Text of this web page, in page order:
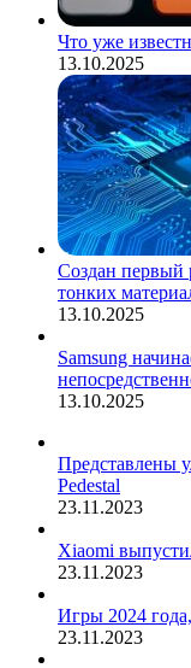
Что уже
13.10.2025
Создан первый
тонких
13.10.2025
Samsung
13.10.2025
Представлены
Pedestal
23.11.2023
Xiaomi
23.11.2023
Игры 2024
23.11.2023